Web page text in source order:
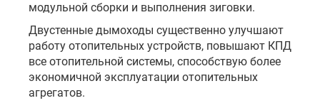
модульной сборки и выполнения зиговки.
Двустенные дымоходы существенно улучшают
работу отопительных устройств, повышают КПД
все отопительной системы, способствую более
экономичной эксплуатации отопительных
агрегатов.